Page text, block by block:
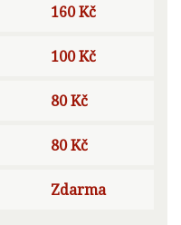
160 Kč
100 Kč
80 Kč
80 Kč
Zdarma